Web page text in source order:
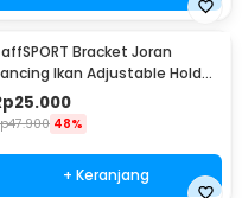
Bracket Joran
Ikan Adjustable Holder
- V-003
25.000
47.900 48%
+ Keranjang